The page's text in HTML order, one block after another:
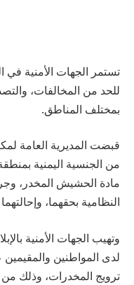
تستمر الجهات الأمنية في
للحد من المخالفات،
بمختلف المناطق.
قبضت المديرية العامة
مادة الحشيش المخدر،
النظامية بحقهما،
وتهيب الجهات الأمنية
لدى المواطنين